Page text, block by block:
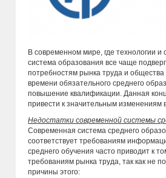
В современном мире, где технологии
система образования все чаще
потребностям рынка труда и
времени обязательного среднего
повышение квалификации. Данная
привести к значительным изменениям
Недостатки современной системы
Современная система среднего
соответствует требованиям
среднего обучения часто приводит к
требованиям рынка труда, так как не
причины этого: